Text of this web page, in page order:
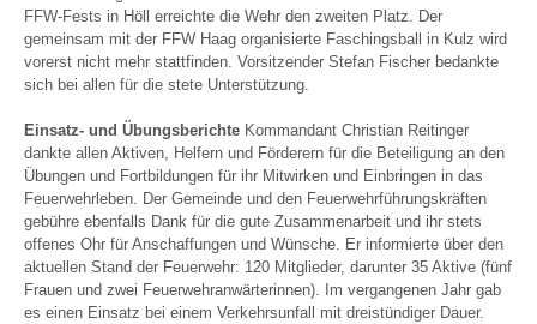
FFW-Fests in Höll erreichte die Wehr den zweiten Platz. Der
gemeinsam mit der FFW Haag organisierte Faschingsball in Kulz wird
vorerst nicht mehr stattfinden. Vorsitzender Stefan Fischer bedankte
sich bei allen für die stete Unterstützung.
Einsatz- und Übungsberichte Kommandant Christian Reitinger
dankte allen Aktiven, Helfern und Förderern für die Beteiligung an den
Übungen und Fortbildungen für ihr Mitwirken und Einbringen in das
Feuerwehrleben. Der Gemeinde und den Feuerwehrführungskräften
gebühre ebenfalls Dank für die gute Zusammenarbeit und ihr stets
offenes Ohr für Anschaffungen und Wünsche. Er informierte über den
aktuellen Stand der Feuerwehr: 120 Mitglieder, darunter 35 Aktive (fünf
Frauen und zwei Feuerwehranwärterinnen). Im vergangenen Jahr gab
es einen Einsatz bei einem Verkehrsunfall mit dreistündiger Dauer.